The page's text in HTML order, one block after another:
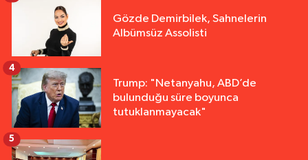
Gözde Demirbilek, Sahnelerin
Albümsüz Assolisti
Trump: "Netanyahu, ABD’de
bulunduğu süre boyunca
tutuklanmayacak"
4
5